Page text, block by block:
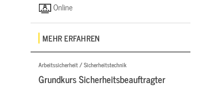
Online
MEHR ERFAHREN
Arbeitssicherheit / Sicherheitstechnik
Grundkurs Sicherheitsbeauftragter